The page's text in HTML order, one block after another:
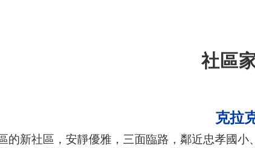
社區
克拉
的新社區，安靜優雅，三面臨路，鄰近忠孝國